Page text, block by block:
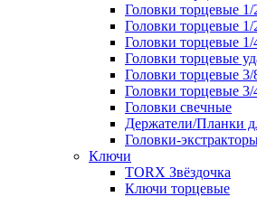
Головки торцевые
Головки торцевые
Головки торцевые
Головки торцевые
Головки торцевые
Головки торцевые
Головки свечные
Держатели/Планки
Головки-
Ключи
TORX Звёздочка
Ключи торцевые